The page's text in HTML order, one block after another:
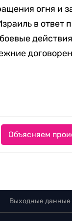
огня и
в ответ
Объясняем
Выходные данные